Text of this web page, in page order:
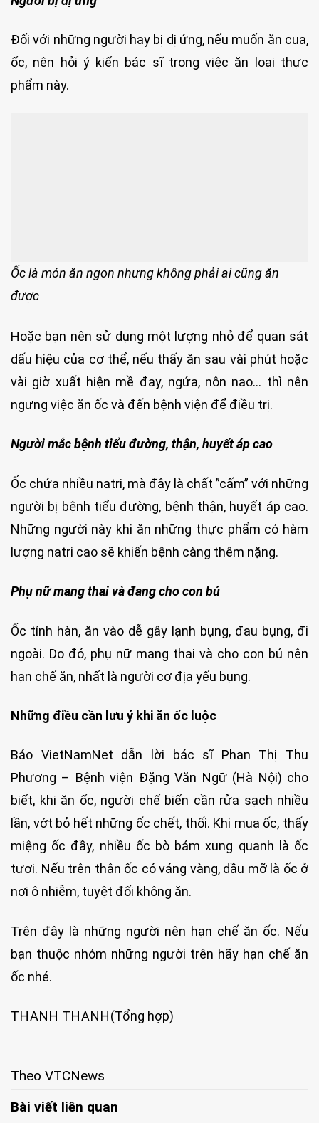
Đối với những người hay bị dị ứng, nếu muốn ăn cua,
ốc, nên hỏi ý kiến bác sĩ trong việc ăn loại thực
phẩm này.
Ốc là món ăn ngon nhưng không phải ai cũng ăn
được
Hoặc bạn nên sử dụng một lượng nhỏ để quan sát
dấu hiệu của cơ thể, nếu thấy ăn sau vài phút hoặc
vài giờ xuất hiện mề đay, ngứa, nôn nao… thì nên
ngưng việc ăn ốc và đến bệnh viện để điều trị.
Người mắc bệnh tiểu đường, thận, huyết áp cao
Ốc chứa nhiều natri, mà đây là chất ”cấm” với những
người bị bệnh tiểu đường, bệnh thận, huyết áp cao.
Những người này khi ăn những thực phẩm có hàm
lượng natri cao sẽ khiến bệnh càng thêm nặng.
Phụ nữ mang thai và đang cho con bú
Ốc tính hàn, ăn vào dễ gây lạnh bụng, đau bụng, đi
ngoài. Do đó, phụ nữ mang thai và cho con bú nên
hạn chế ăn, nhất là người cơ địa yếu bụng.
Những điều cần lưu ý khi ăn ốc luộc
Báo VietNamNet dẫn lời bác sĩ Phan Thị Thu
Phương – Bệnh viện Đặng Văn Ngữ (Hà Nội) cho
biết, khi ăn ốc, người chế biến cần rửa sạch nhiều
lần, vớt bỏ hết những ốc chết, thối. Khi mua ốc, thấy
miệng ốc đầy, nhiều ốc bò bám xung quanh là ốc
tươi. Nếu trên thân ốc có váng vàng, dầu mỡ là ốc ở
nơi ô nhiễm, tuyệt đối không ăn.
Trên đây là những người nên hạn chế ăn ốc. Nếu
bạn thuộc nhóm những người trên hãy hạn chế ăn
ốc nhé.
THANH THANH(Tổng hợp)
Theo VTCNews
Bài viết liên quan